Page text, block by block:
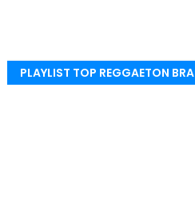
PLAYLIST TOP REGGAETON